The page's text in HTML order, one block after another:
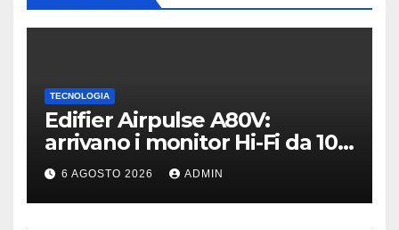
TECNOLOGIA
Edifier Airpulse A80V:
arrivano i monitor Hi-Fi da 100
W con USB Hi-Res
6 AGOSTO 2026 ADMIN